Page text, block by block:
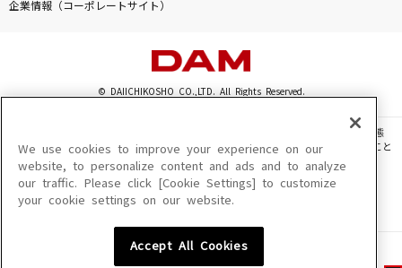
企業情報（コーポレートサイト）
© DAIICHIKOSHO CO.,LTD. All Rights Reserved.
このサイトに掲載されている一切の文章・画像・写真・動画・音声等を、手段や形態
を問わず、著作権法の定める範囲を超えて無断で複製、転載、ファイル化などすること
を禁じます。
楽曲及びコンテンツは、機種によりご利用いただけない場合があります。
楽曲及びコンテンツの配信日、配信内容が変更になる場合があります。
We use cookies to improve your experience on our
website, to personalize content and ads and to analyze
our traffic. Please click [Cookie Settings] to customize
your cookie settings on our website.
Accept All Cookies